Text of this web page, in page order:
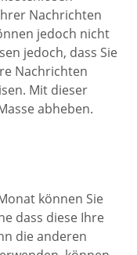
Nachrichten
jedoch nicht
jedoch, dass Sie
Nachrichten
Mit dieser
abheben.
können Sie
dass diese Ihre
die anderen